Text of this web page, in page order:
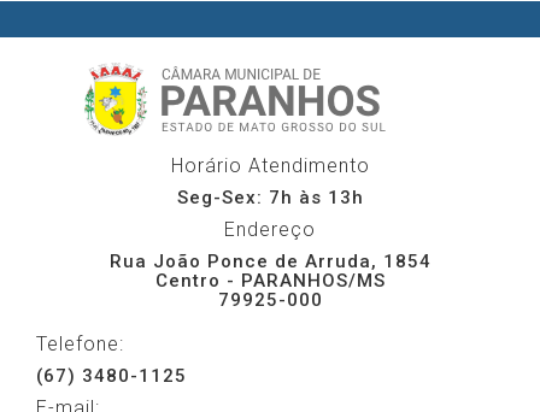
Horário Atendimento
Seg-Sex: 7h às 13h
Endereço
Rua João Ponce de Arruda, 1854
Centro - PARANHOS/MS
79925-000
Telefone:
(67) 3480-1125
E-mail: